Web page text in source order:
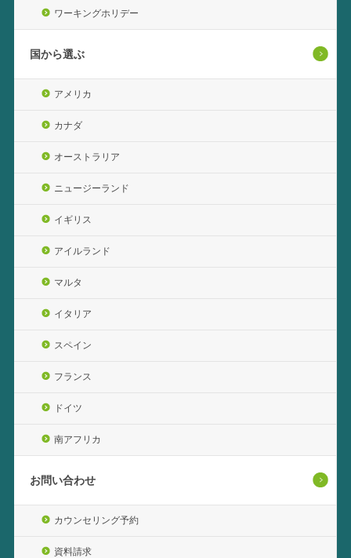
ワーキングホリデー
国から選ぶ
アメリカ
カナダ
オーストラリア
ニュージーランド
イギリス
アイルランド
マルタ
イタリア
スペイン
フランス
ドイツ
南アフリカ
お問い合わせ
カウンセリング予約
資料請求